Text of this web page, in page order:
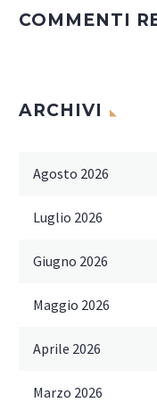
COMMENTI
ARCHIVI
Agosto 2026
Luglio 2026
Giugno 2026
Maggio 2026
Aprile 2026
Marzo 2026